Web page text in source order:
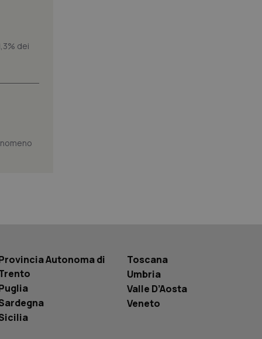
dei
Autonoma di
Toscana
Umbria
Valle D’Aosta
Veneto
al visitatore.
a Google
comunemente
viene utilizzato
di visitatori,
sul
in cui viene
sito, ma un
di accesso per
per mantenere
traccia
incorporati
del sito web sta
di
tenere traccia
incorporati
del sito web sta